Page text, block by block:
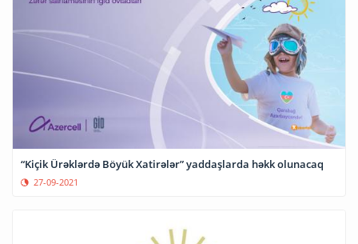
“Kiçik Ürəklərdə Böyük Xatirələr” yaddaşlarda həkk olunacaq
27-09-2021